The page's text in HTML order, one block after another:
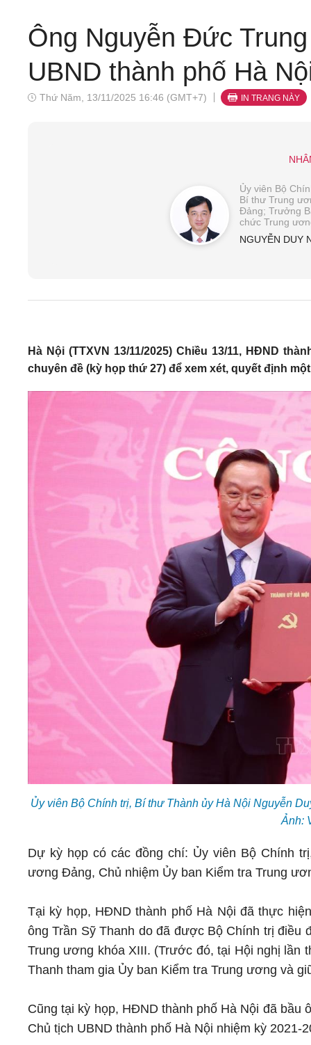
Ông Nguyễn Đức
UBND thành phố Hà
Thứ Năm, 13/11/2025 16:46 (GMT+7) IN TRANG NÀY
Ủy viên Bộ
Bí thư Trung
Đảng; Trưởng
chức Trung
NGUYỄN DUY
Hà Nội (TTXVN 13/11/2025) Chiều 13/11, HĐND
chuyên đề (kỳ họp thứ 27) để xem xét, quyết định
Ủy viên Bộ Chính trị, Bí thư Thành ủy Hà Nội Nguyễn
Ảnh:
Dự kỳ họp có các đồng chí: Ủy viên Bộ Chính
ương Đảng, Chủ nhiệm Ủy ban Kiểm tra Trung
Tại kỳ họp, HĐND thành phố Hà Nội đã thực
ông Trần Sỹ Thanh do đã được Bộ Chính trị điều
Trung ương khóa XIII. (Trước đó, tại Hội nghị lần
Thanh tham gia Ủy ban Kiểm tra Trung ương và
Cũng tại kỳ họp, HĐND thành phố Hà Nội đã
Chủ tịch UBND thành phố Hà Nội nhiệm kỳ 2021-